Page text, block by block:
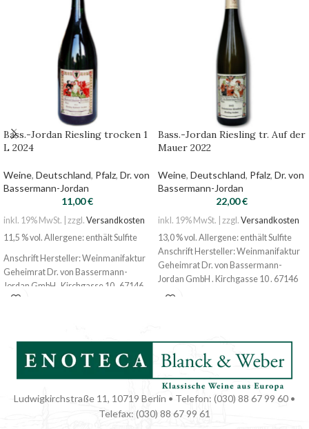
Bass.-Jordan Riesling trocken 1
L 2024
Weine, Deutschland, Pfalz, Dr. von
Bassermann-Jordan
11,00€
inkl. 19% MwSt. | zzgl. Versandkosten
11,5 % vol. Allergene: enthält Sulfite
Anschrift Hersteller: Weinmanifaktur
Geheimrat Dr. von Bassermann-
Jordan GmbH . Kirchgasse 10 . 67146
Deidesheim
Bass.-Jordan Riesling tr. Auf der
Mauer 2022
Weine, Deutschland, Pfalz, Dr. von
Bassermann-Jordan
22,00€
inkl. 19% MwSt. | zzgl. Versandkosten
13,0 % vol. Allergene: enthält Sulfite
Anschrift Hersteller: Weinmanifaktur
Geheimrat Dr. von Bassermann-
Jordan GmbH . Kirchgasse 10 . 67146
Deidesheim
Ludwigkirchstraße 11, 10719 Berlin • Telefon: (030) 88 67 99 60 •
Telefax: (030) 88 67 99 61